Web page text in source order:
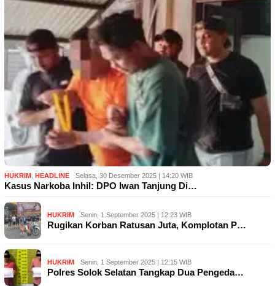
HUKRIM HEADLINE Selasa, 30 Desember 2025 | 14:20 WIB
Kasus Narkoba Inhil: DPO Iwan Tanjung Di…
HUKRIM Senin, 1 September 2025 | 12:23 WIB
Rugikan Korban Ratusan Juta, Komplotan P…
HUKRIM Senin, 1 September 2025 | 12:15 WIB
Polres Solok Selatan Tangkap Dua Pengeda…